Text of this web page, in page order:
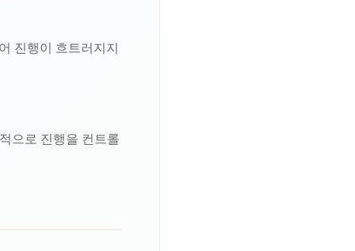
진행이 흐트러지지
으로 진행을 컨트롤